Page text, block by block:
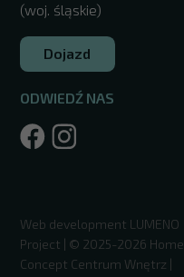
(woj. śląskie)
Dojazd
ODWIEDŹ NAS
Web development LUMENO
Project | © 2025-2026 Home
Concept Centrum Wnętrz |